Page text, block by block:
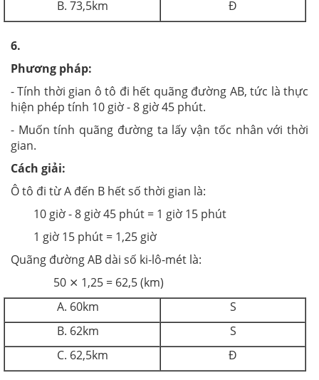
B. 73,5km
Đ
6.
Phương pháp:
- Tính thời gian ô tô đi hết quãng đường AB, tức là thực
hiện phép tính 10 giờ - 8 giờ 45 phút.
- Muốn tính quãng đường ta lấy vận tốc nhân với thời
gian.
Cách giải:
Ô tô đi từ A đến B hết số thời gian là:
10 giờ - 8 giờ 45 phút = 1 giờ 15 phút
1 giờ 15 phút = 1,25 giờ
Quãng đường AB dài số ki-lô-mét là:
50 ⨯ 1,25 = 62,5 (km)
A. 60km
S
B. 62km
S
C. 62,5km
Đ